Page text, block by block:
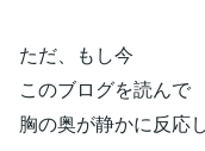
ただ、もし今
このブログを読んで
胸の奥が静かに反応